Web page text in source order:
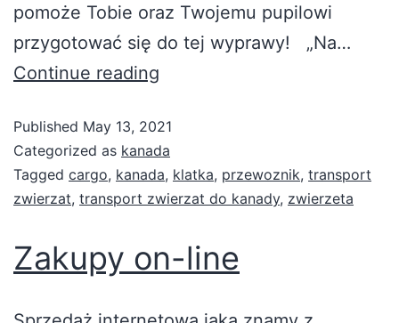
pomoże Tobie oraz Twojemu pupilowi
przygotować się do tej wyprawy! „Na…
Continue reading
Published May 13, 2021
Categorized as kanada
Tagged cargo, kanada, klatka, przewoznik, transport
zwierzat, transport zwierzat do kanady, zwierzeta
Zakupy on-line